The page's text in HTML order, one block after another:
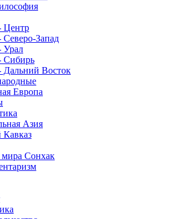
Центр
Северо-Запад
Урал
Сибирь
Дальний Восток
Европа
Азия
Сонхак